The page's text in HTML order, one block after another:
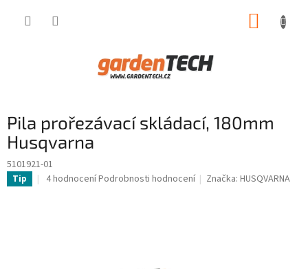
Pila prořezávací skládací, 180mm
Husqvarna
5101921-01
Tip
Průměrné
4 hodnoceníPodrobnosti hodnocení Značka:HUSQVARNA